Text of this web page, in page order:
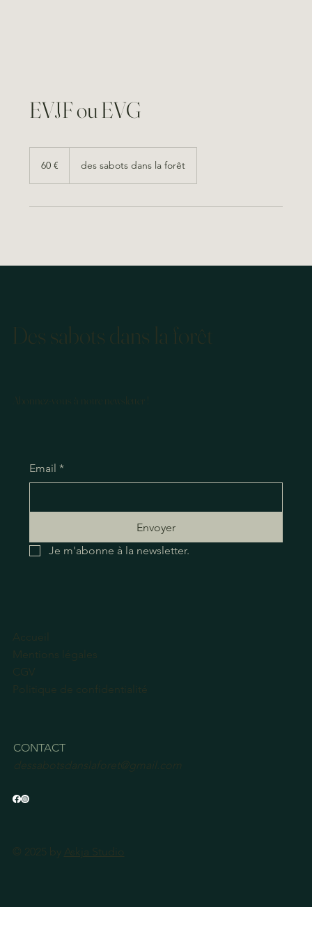
EVJF ou EVG
60 € des sabots dans la forêt
Des sabots dans la forêt
Abonnez-vous à notre newsletter !
Accueil
Mentions légales
CGV
Politique de confidentialité
CONTACT
dessabotsdanslaforet@gmail.com
Email *
Envoyer
Je m'abonne à la newsletter.
© 2025 by Askja Studio